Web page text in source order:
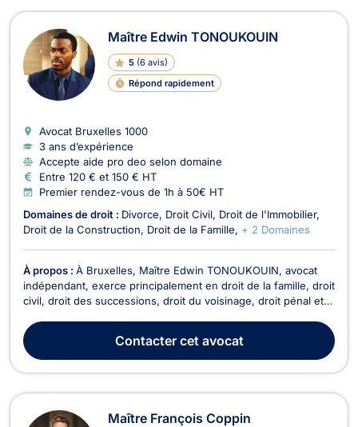
Maître Edwin TONOUKOUIN
5 (6 avis)
Répond rapidement
Avocat Bruxelles 1000
3 ans d’expérience
Accepte aide pro deo selon domaine
Entre 120 € et 150 € HT
Premier rendez-vous de 1h à 50€ HT
Domaines de droit : Divorce Droit Civil Droit de l'Immobilier
Droit de la Construction
Droit de la Famille + 2 Domaines
À propos : À Bruxelles, Maître Edwin TONOUKOUIN, avocat
indépendant, exerce principalement en droit de la famille, droit
civil, droit des successions, droit du voisinage, droit pénal et
clients afin de les accompagner dans des situations juridiques
diverses et d’assurer l...Contactercet avocat
Maître François Coppin